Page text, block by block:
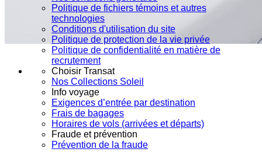
Politique de fichiers témoins et autres
technologies
Conditions d'utilisation du site
Politique de protection de la vie privée
Politique de confidentialité en matière de
recrutement
Choisir Transat
Nos Collections Soleil
Info voyage
Exigences d’entrée par destination
Frais de bagages
Horaires de vols (arrivées et départs)
Fraude et prévention
Prévention de la fraude